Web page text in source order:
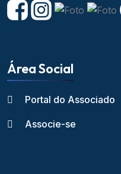
Área Social
Portal do Associado
Associe-se